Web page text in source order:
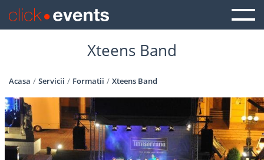
Xteens Band
Acasa Servicii Formatii Xteens Band